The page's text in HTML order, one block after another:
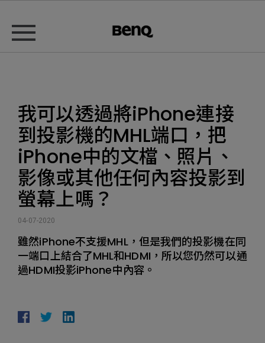
我可以透過將iPhone連接
到投影機的MHL端口，把
iPhone中的文檔、照片、
影像或其他任何內容投影到
螢幕上嗎？
04-07-2020
雖然iPhone不支援MHL，但是我們的投影機在同
一端口上結合了MHL和HDMI，所以您仍然可以通
過HDMI投影iPhone中內容。